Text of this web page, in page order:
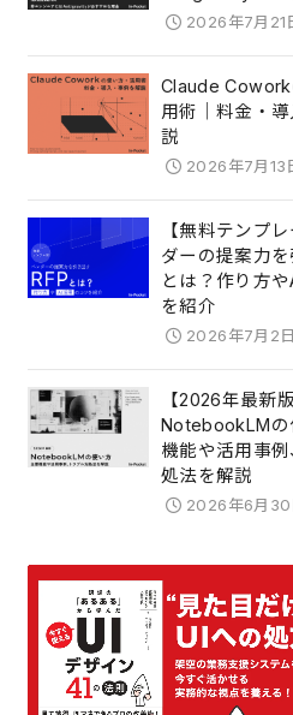
2026年7月21
Claude
用術｜料金・
説
2026年7月13
【無料テンプ
ダーの提案力
とは？作り方
を紹介
2026年7月2日
【2026年最新版
NotebookLMの
機能や活用事
処法を解説
2026年6月30